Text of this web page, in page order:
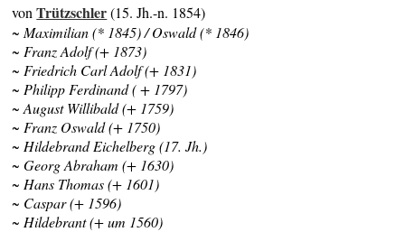
vonTrützschler(15. Jh.-n. 1854)
~ Maximilian (* 1845) / Oswald (* 1846)
~ Franz Adolf (+ 1873)
~ Friedrich Carl Adolf (+ 1831)
~ Philipp Ferdinand ( + 1797)
~ August Willibald (+ 1759)
~ Franz Oswald (+ 1750)
~ Hildebrand Eichelberg (17. Jh.)
~ Georg Abraham (+ 1630)
~ Hans Thomas (+ 1601)
~ Caspar (+ 1596)
~ Hildebrant (+ um 1560)